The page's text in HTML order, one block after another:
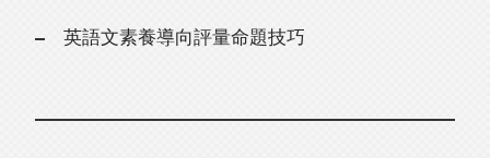
英語文素養導向評量命題技巧